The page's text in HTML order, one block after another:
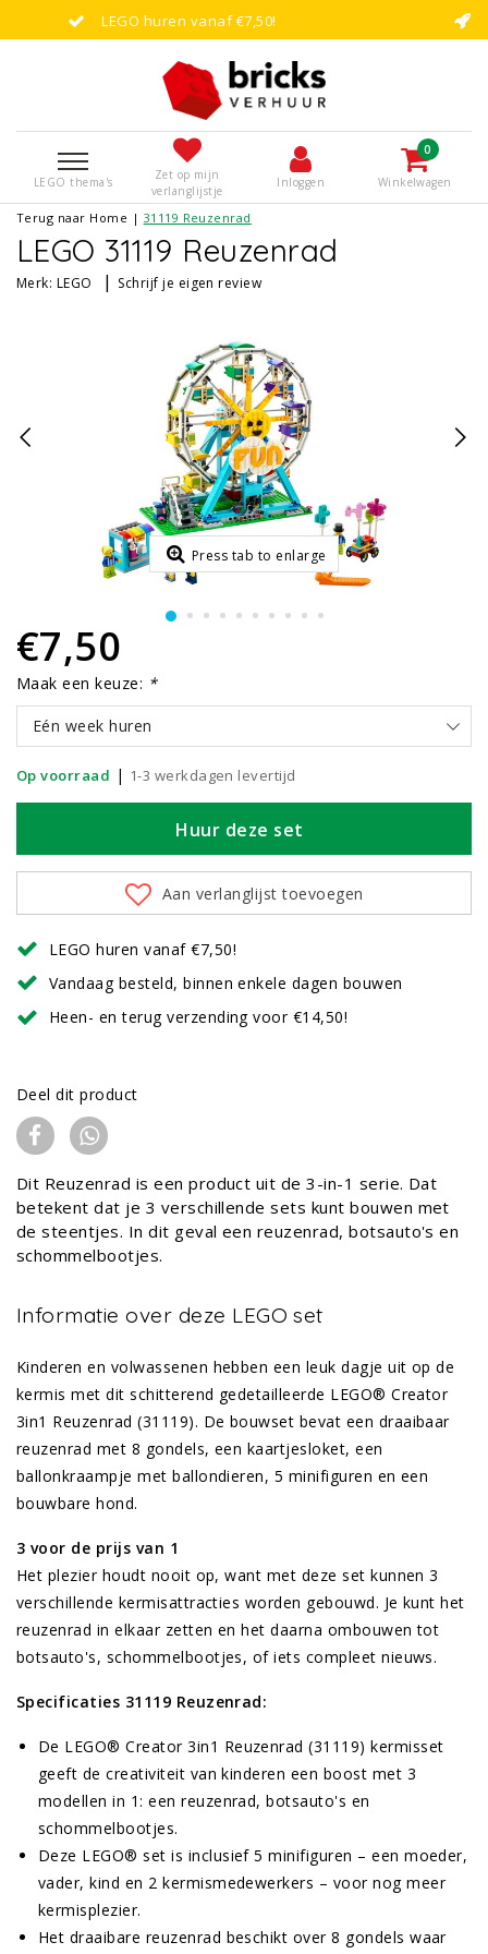
Vandaag besteld, binnen
LEGO thema's
Zet op mijn
verlanglijstje
Inloggen
0
Winkelwagen
Terug naar Home | 31119 Reuzenrad
LEGO 31119 Reuzenrad
Merk: LEGO | Schrijf je eigen review
Press tab to enlarge
€7,50
Maak een keuze: *
Eén week huren
Op voorraad | 1-3 werkdagen levertijd
Huur deze set
Aan verlanglijst toevoegen
LEGO huren vanaf €7,50!
Vandaag besteld, binnen enkele dagen bouwen
Heen- en terug verzending voor €14,50!
Deel dit product
Dit Reuzenrad is een product uit de 3-in-1 serie. Dat
betekent dat je 3 verschillende sets kunt bouwen met
de steentjes. In dit geval een reuzenrad, botsauto's en
schommelbootjes.
Informatie over deze LEGO set
Kinderen en volwassenen hebben een leuk dagje uit op de
kermis met dit schitterend gedetailleerde LEGO® Creator
3in1 Reuzenrad (31119). De bouwset bevat een draaibaar
reuzenrad met 8 gondels, een kaartjesloket, een
ballonkraampje met ballondieren, 5 minifiguren en een
bouwbare hond.
3 voor de prijs van 1
Het plezier houdt nooit op, want met deze set kunnen 3
verschillende kermisattracties worden gebouwd. Je kunt het
reuzenrad in elkaar zetten en het daarna ombouwen tot
botsauto's, schommelbootjes, of iets compleet nieuws.
Specificaties 31119 Reuzenrad:
De LEGO® Creator 3in1 Reuzenrad (31119) kermisset
geeft de creativiteit van kinderen een boost met 3
modellen in 1: een reuzenrad, botsauto's en
schommelbootjes.
Deze LEGO® set is inclusief 5 minifiguren – een moeder,
vader, kind en 2 kermismedewerkers – voor nog meer
kermisplezier.
Het draaibare reuzenrad beschikt over 8 gondels waar